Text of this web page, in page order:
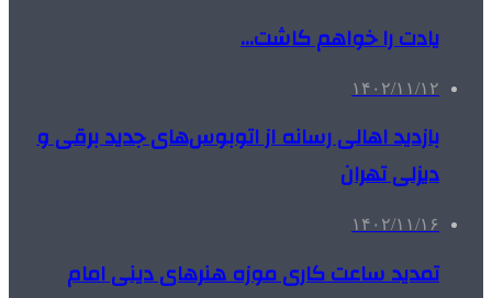
یادت را خواهم کاشت…
۱۴۰۲/۱۱/۱۲
بازدید اهالی رسانه از اتوبوس‌های جدید برقی و
دیزلی تهران
۱۴۰۲/۱۱/۱۶
تمدید ساعت کاری موزه هنرهای دینی امام